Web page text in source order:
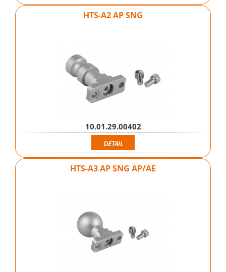
HTS-A2 AP SNG
10.01.29.00402
DETAIL
HTS-A3 AP SNG AP/AE